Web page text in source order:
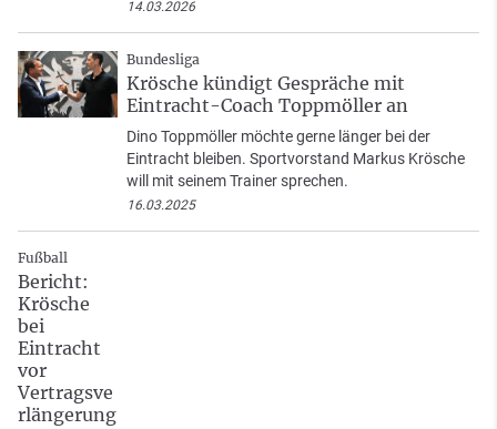
14.03.2026
Bundesliga
Krösche kündigt Gespräche mit
Eintracht-Coach Toppmöller an
Dino Toppmöller möchte gerne länger bei der
Eintracht bleiben. Sportvorstand Markus Krösche
will mit seinem Trainer sprechen.
16.03.2025
Fußball
Bericht:
Krösche
bei
Eintracht
vor
Vertragsve
rlängerung